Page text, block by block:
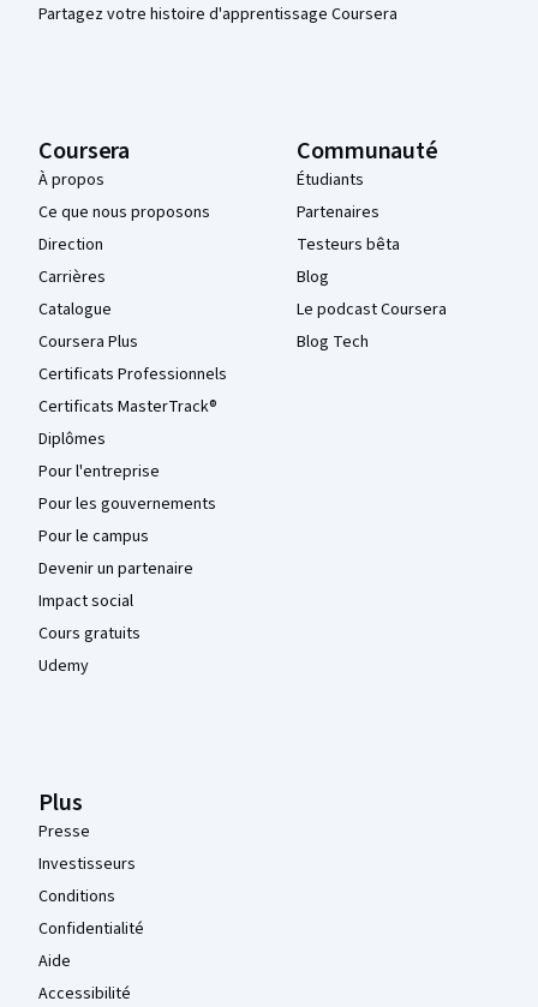
Partagez votre histoire d'apprentissage Coursera
Coursera
À propos
Ce que nous proposons
Direction
Carrières
Catalogue
Coursera Plus
Certificats Professionnels
Certificats MasterTrack®
Diplômes
Pour l'entreprise
Pour les gouvernements
Pour le campus
Devenir un partenaire
Impact social
Cours gratuits
Udemy
Communauté
Étudiants
Partenaires
Testeurs bêta
Blog
Le podcast Coursera
Blog Tech
Plus
Presse
Investisseurs
Conditions
Confidentialité
Aide
Accessibilité